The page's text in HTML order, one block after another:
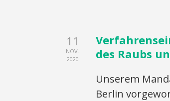
11
NOV.
2020
des Raubs
Unserem
Berlin